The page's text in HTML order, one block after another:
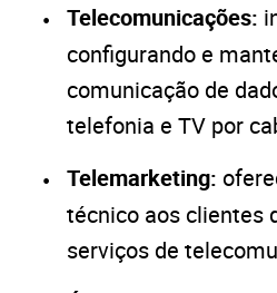
Telecomunicações:
configurando e
comunicação de
telefonia e TV por
Telemarketing:
técnico aos clientes
serviços de